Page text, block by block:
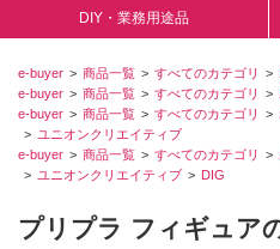
DIY・業務用途品
e-buyer 商品一覧 すべてのカテゴリ
e-buyer
商品一覧 すべてのカテゴリ
e-buyer
商品一覧 すべてのカテゴリ
ユニオンクリエイティブ
e-buyer
商品一覧 すべてのカテゴリ
ユニオンクリエイティブ
DIG
プリプラ フィギュア